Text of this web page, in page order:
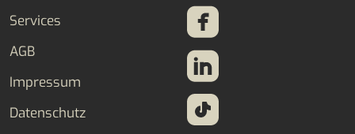
Services
AGB
Impressum
Datenschutz